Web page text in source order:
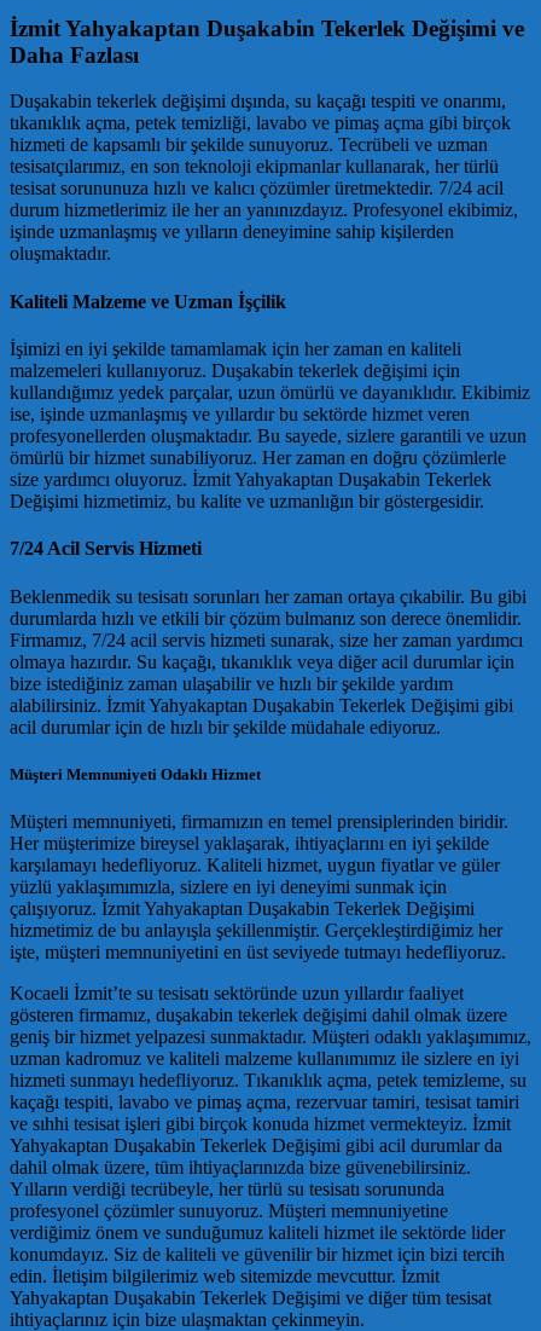
İzmit Yahyakaptan Duşakabin Tekerlek Değişimi ve
Daha Fazlası
Duşakabin tekerlek değişimi dışında, su kaçağı tespiti ve onarımı,
tıkanıklık açma, petek temizliği, lavabo ve pimaş açma gibi birçok
hizmeti de kapsamlı bir şekilde sunuyoruz. Tecrübeli ve uzman
tesisatçılarımız, en son teknoloji ekipmanlar kullanarak, her türlü
tesisat sorununuza hızlı ve kalıcı çözümler üretmektedir. 7/24 acil
durum hizmetlerimiz ile her an yanınızdayız. Profesyonel ekibimiz,
işinde uzmanlaşmış ve yılların deneyimine sahip kişilerden
oluşmaktadır.
Kaliteli Malzeme ve Uzman İşçilik
İşimizi en iyi şekilde tamamlamak için her zaman en kaliteli
malzemeleri kullanıyoruz. Duşakabin tekerlek değişimi için
kullandığımız yedek parçalar, uzun ömürlü ve dayanıklıdır. Ekibimiz
ise, işinde uzmanlaşmış ve yıllardır bu sektörde hizmet veren
profesyonellerden oluşmaktadır. Bu sayede, sizlere garantili ve uzun
ömürlü bir hizmet sunabiliyoruz. Her zaman en doğru çözümlerle
size yardımcı oluyoruz. İzmit Yahyakaptan Duşakabin Tekerlek
Değişimi hizmetimiz, bu kalite ve uzmanlığın bir göstergesidir.
7/24 Acil Servis Hizmeti
Beklenmedik su tesisatı sorunları her zaman ortaya çıkabilir. Bu gibi
durumlarda hızlı ve etkili bir çözüm bulmanız son derece önemlidir.
Firmamız, 7/24 acil servis hizmeti sunarak, size her zaman yardımcı
olmaya hazırdır. Su kaçağı, tıkanıklık veya diğer acil durumlar için
bize istediğiniz zaman ulaşabilir ve hızlı bir şekilde yardım
alabilirsiniz. İzmit Yahyakaptan Duşakabin Tekerlek Değişimi gibi
acil durumlar için de hızlı bir şekilde müdahale ediyoruz.
Müşteri Memnuniyeti Odaklı Hizmet
Müşteri memnuniyeti, firmamızın en temel prensiplerinden biridir.
Her müşterimize bireysel yaklaşarak, ihtiyaçlarını en iyi şekilde
karşılamayı hedefliyoruz. Kaliteli hizmet, uygun fiyatlar ve güler
yüzlü yaklaşımımızla, sizlere en iyi deneyimi sunmak için
çalışıyoruz. İzmit Yahyakaptan Duşakabin Tekerlek Değişimi
hizmetimiz de bu anlayışla şekillenmiştir. Gerçekleştirdiğimiz her
işte, müşteri memnuniyetini en üst seviyede tutmayı hedefliyoruz.
Kocaeli İzmit’te su tesisatı sektöründe uzun yıllardır faaliyet
gösteren firmamız, duşakabin tekerlek değişimi dahil olmak üzere
geniş bir hizmet yelpazesi sunmaktadır. Müşteri odaklı yaklaşımımız,
uzman kadromuz ve kaliteli malzeme kullanımımız ile sizlere en iyi
hizmeti sunmayı hedefliyoruz. Tıkanıklık açma, petek temizleme, su
kaçağı tespiti, lavabo ve pimaş açma, rezervuar tamiri, tesisat tamiri
ve sıhhi tesisat işleri gibi birçok konuda hizmet vermekteyiz. İzmit
Yahyakaptan Duşakabin Tekerlek Değişimi gibi acil durumlar da
dahil olmak üzere, tüm ihtiyaçlarınızda bize güvenebilirsiniz.
Yılların verdiği tecrübeyle, her türlü su tesisatı sorununda
profesyonel çözümler sunuyoruz. Müşteri memnuniyetine
verdiğimiz önem ve sunduğumuz kaliteli hizmet ile sektörde lider
konumdayız. Siz de kaliteli ve güvenilir bir hizmet için bizi tercih
edin. İletişim bilgilerimiz web sitemizde mevcuttur. İzmit
Yahyakaptan Duşakabin Tekerlek Değişimi ve diğer tüm tesisat
ihtiyaçlarınız için bize ulaşmaktan çekinmeyin.